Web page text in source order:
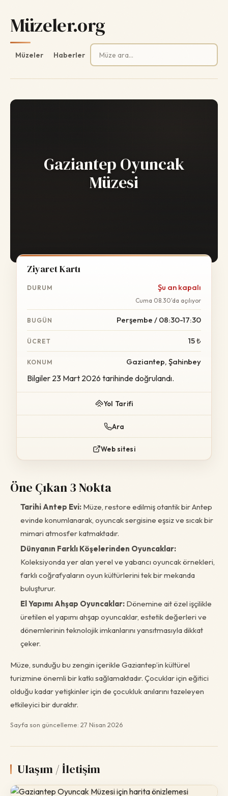
Müzeler.org
Müzeler Haberler
Arama:
Gaziantep Oyuncak
Müzesi
Ziyaret Kartı
DURUM Şu an kapalı
Cuma 08.30'da açılıyor
BUGÜN Perşembe / 08:30-17:30
ÜCRET 15 ₺
KONUM Gaziantep, Şahinbey
Bilgiler 23 Mart 2026 tarihinde doğrulandı.
Yol Tarifi
Ara
Web sitesi
Öne Çıkan 3 Nokta
Tarihi Antep Evi: Müze, restore edilmiş otantik bir Antep
evinde konumlanarak, oyuncak sergisine eşsiz ve sıcak bir
mimari atmosfer katmaktadır.
Dünyanın Farklı Köşelerinden Oyuncaklar:
Koleksiyonda yer alan yerel ve yabancı oyuncak örnekleri,
farklı coğrafyaların oyun kültürlerini tek bir mekanda
buluşturur.
El Yapımı Ahşap Oyuncaklar: Dönemine ait özel işçilikle
üretilen el yapımı ahşap oyuncaklar, estetik değerleri ve
dönemlerinin teknolojik imkanlarını yansıtmasıyla dikkat
çeker.
Müze, sunduğu bu zengin içerikle Gaziantep’in kültürel
turizmine önemli bir katkı sağlamaktadır. Çocuklar için eğitici
olduğu kadar yetişkinler için de çocukluk anılarını tazeleyen
etkileyici bir duraktır.
Sayfa son güncelleme: 27 Nisan 2026
Ulaşım / İletişim